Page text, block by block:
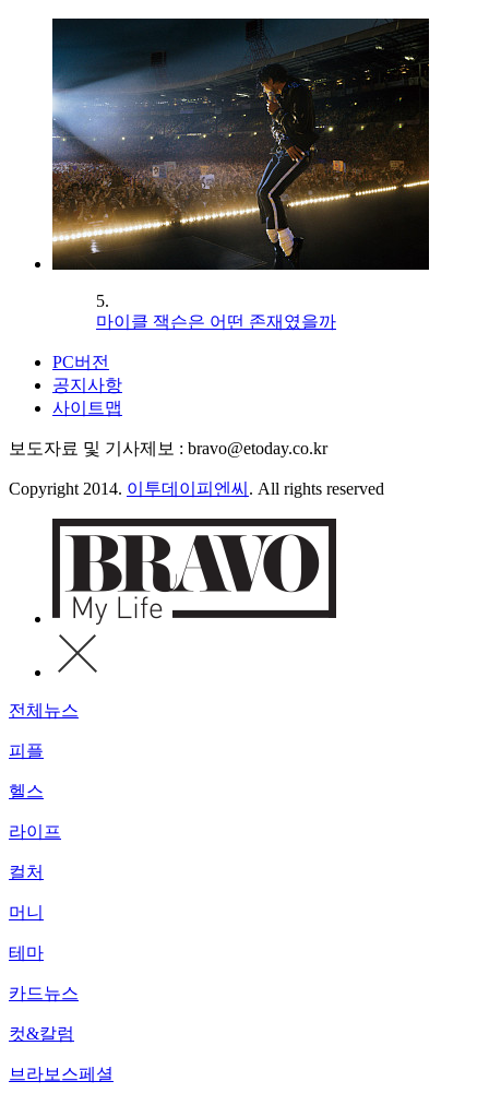
5.
마이클 잭슨은 어떤 존재였을까
PC버전
공지사항
사이트맵
보도자료 및 기사제보 : bravo@etoday.co.kr
Copyright 2014. 이투데이피엔씨 . All rights reserved
전체뉴스
피플
헬스
라이프
컬처
머니
테마
카드뉴스
컷&칼럼
브라보스페셜